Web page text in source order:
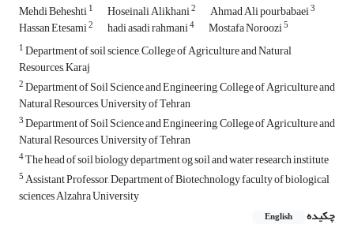
Mehdi Beheshti1 Hoseinali Alikhani2 Ahmad Ali pourbabaei3
Hassan Etesami2 hadi asadi rahmani4 Mostafa Noroozi5
1Department of soil science, College of Agriculture and Natural
Resources, Karaj
2Department of Soil Science and Engineering, College of Agriculture and
Natural Resources, University of Tehran
3Department of Soil Science and Engineering, College of Agriculture and
Natural Resources, University of Tehran
4The head of soil biology department og soil and water research institute
5Assistant Professor, Department of Biotechnology faculty of biological
sciences Alzahra University
چکیده
English